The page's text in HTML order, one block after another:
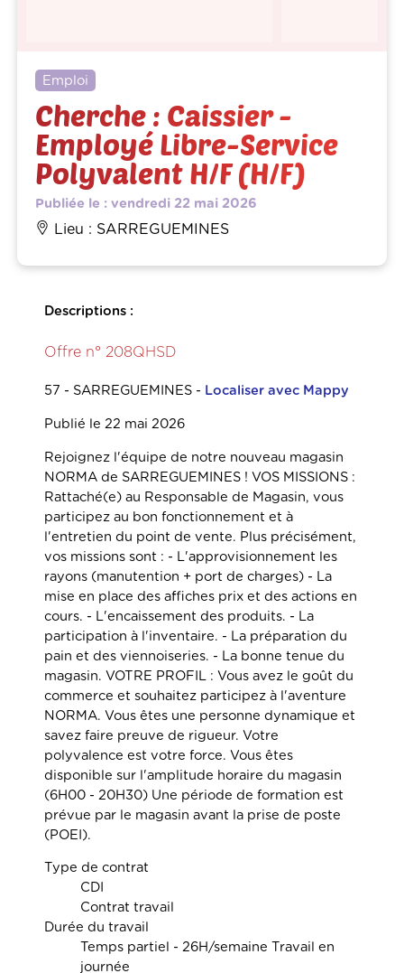
Emploi
Cherche : Caissier -
Employé Libre-Service
Polyvalent H/F (H/F)
Publiée le : vendredi 22 mai 2026
Lieu : SARREGUEMINES
Descriptions :
Offre n° 208QHSD
57 - SARREGUEMINES- Localiser avec Mappy
Publié le 22 mai 2026
Rejoignez l'équipe de notre nouveau magasin
NORMA de SARREGUEMINES ! VOS MISSIONS :
Rattaché(e) au Responsable de Magasin, vous
participez au bon fonctionnement et à
l'entretien du point de vente. Plus précisément,
vos missions sont : - L'approvisionnement les
rayons (manutention + port de charges) - La
mise en place des affiches prix et des actions en
cours. - L'encaissement des produits. - La
participation à l'inventaire. - La préparation du
pain et des viennoiseries. - La bonne tenue du
magasin. VOTRE PROFIL : Vous avez le goût du
commerce et souhaitez participez à l'aventure
NORMA. Vous êtes une personne dynamique et
savez faire preuve de rigueur. Votre
polyvalence est votre force. Vous êtes
disponible sur l'amplitude horaire du magasin
(6H00 - 20H30) Une période de formation est
prévue par le magasin avant la prise de poste
(POEI).
Type de contrat
CDI
Contrat travail
Durée du travail
Temps partiel - 26H/semaine Travail en
journée